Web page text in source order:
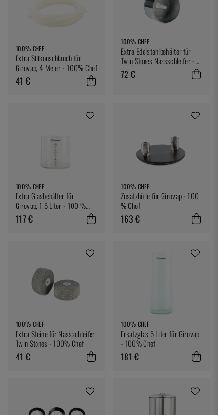
100% CHEF
Extra Silikonschlauch für
Girovap, 4 Meter - 100% Chef
41 €
100% CHEF
Extra Edelstahlbehälter für
Twin Stones Nassschleifer -
100% Chef
72 €
100% CHEF
Extra Glasbehälter für
Girovap, 1,5 Liter - 100 %
Chef
117 €
100% CHEF
Zusatzhülle für Girovap - 100
% Chef
163 €
100% CHEF
Extra Steine für Nassschleifer
Twin Stones - 100% Chef
41 €
100% CHEF
Ersatzglas 5 Liter für Girovap
- 100% Chef
181 €